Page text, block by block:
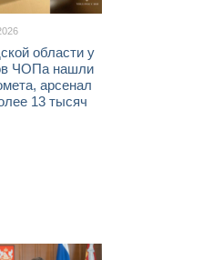
области у
ЧОПа нашли
арсенал
13 тысяч